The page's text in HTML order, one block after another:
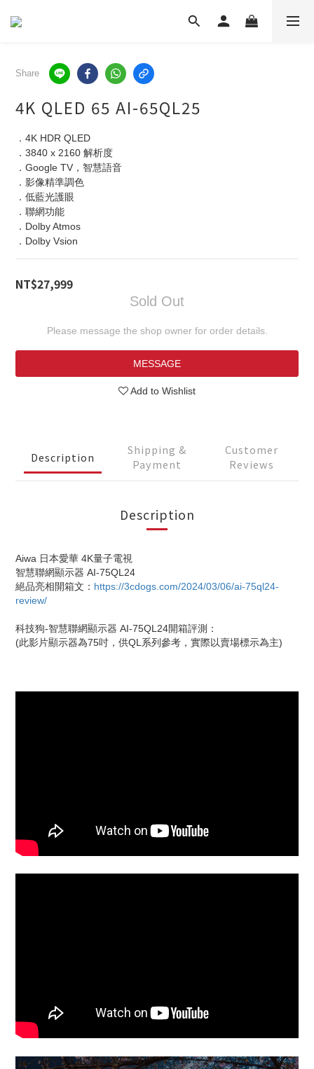
Share
4K QLED 65 AI-65QL25
．4K HDR QLED
．3840 x 2160 解析度
．Google TV，智慧語音
．影像精準調色
．低藍光護眼
．聯網功能
．Dolby Atmos
．Dolby Vsion
NT$27,999
Sold Out
Please message the shop owner for order details.
MESSAGE
Add to Wishlist
Description
Shipping &
Payment
Customer
Reviews
Description
Aiwa 日本愛華 4K量子電視
智慧聯網顯示器 AI-75QL24
絕品亮相開箱文： https://3cdogs.com/2024/03/06/ai-75ql24-
review/
科技狗-智慧聯網顯示器 AI-75QL24開箱評測：
(此影片顯示器為75吋，供QL系列參考，實際以賣場標示為主)